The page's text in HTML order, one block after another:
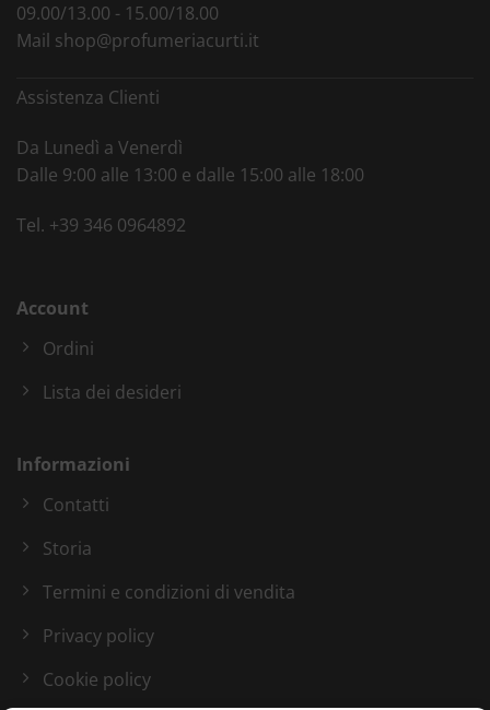
09.00/13.00 - 15.00/18.00
Mail shop@profumeriacurti.it
Assistenza Clienti
Da Lunedì a Venerdì
Dalle 9:00 alle 13:00 e dalle 15:00 alle 18:00
Tel. +39 346 0964892
Account
Ordini
Lista dei desideri
Informazioni
Contatti
Storia
Termini e condizioni di vendita
Privacy policy
Cookie policy